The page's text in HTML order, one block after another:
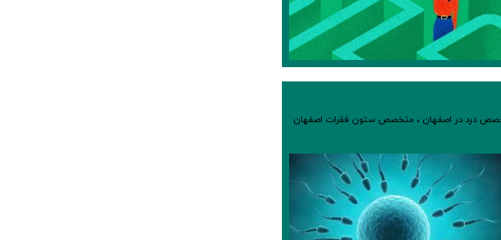
درد در اصفهان ، متخصص ستون فقرات اصفهان